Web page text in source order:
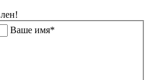
Ваше имя*